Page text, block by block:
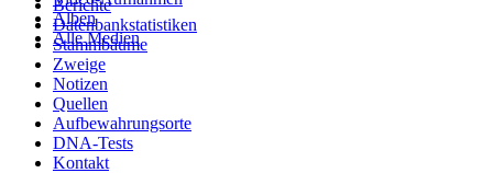
Alben
Alle Medien
Berichte
Datenbankstatistiken
Stammbäume
Zweige
Notizen
Quellen
Aufbewahrungsorte
DNA-Tests
Kontakt